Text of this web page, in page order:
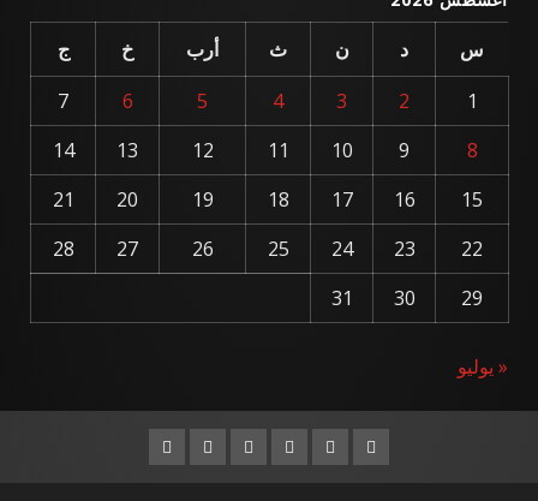
س د ن ث أرب خ
ج
1
2
3
4
5
6
7
8
9
10
11
12
13
14
15
16
17
18
19
20
21
22
23
24
25
26
27
28
29
30
31
« يوليو
Facebook
Twitter
Linkedin
VK
Youtube
Instagram